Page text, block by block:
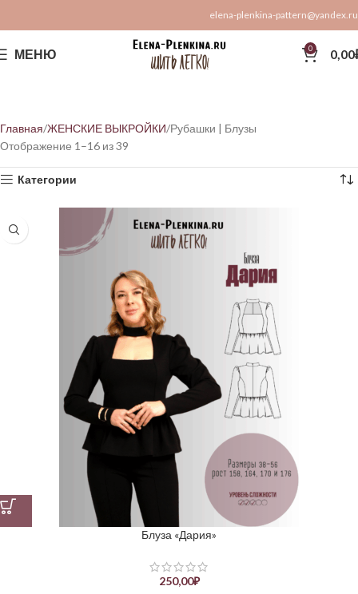
elena-plenkina-pattern@yandex.ru
МЕНЮ 0 0,00
Главная ЖЕНСКИЕ ВЫКРОЙКИ Рубашки | Блузы
Отображение 1–16 из 39
Категории
Блуза «Дария»
250,00₽